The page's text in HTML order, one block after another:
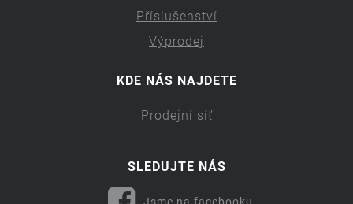
Příslušenství
Výprodej
KDE NÁS NAJDETE
Prodejní síť
SLEDUJTE NÁS